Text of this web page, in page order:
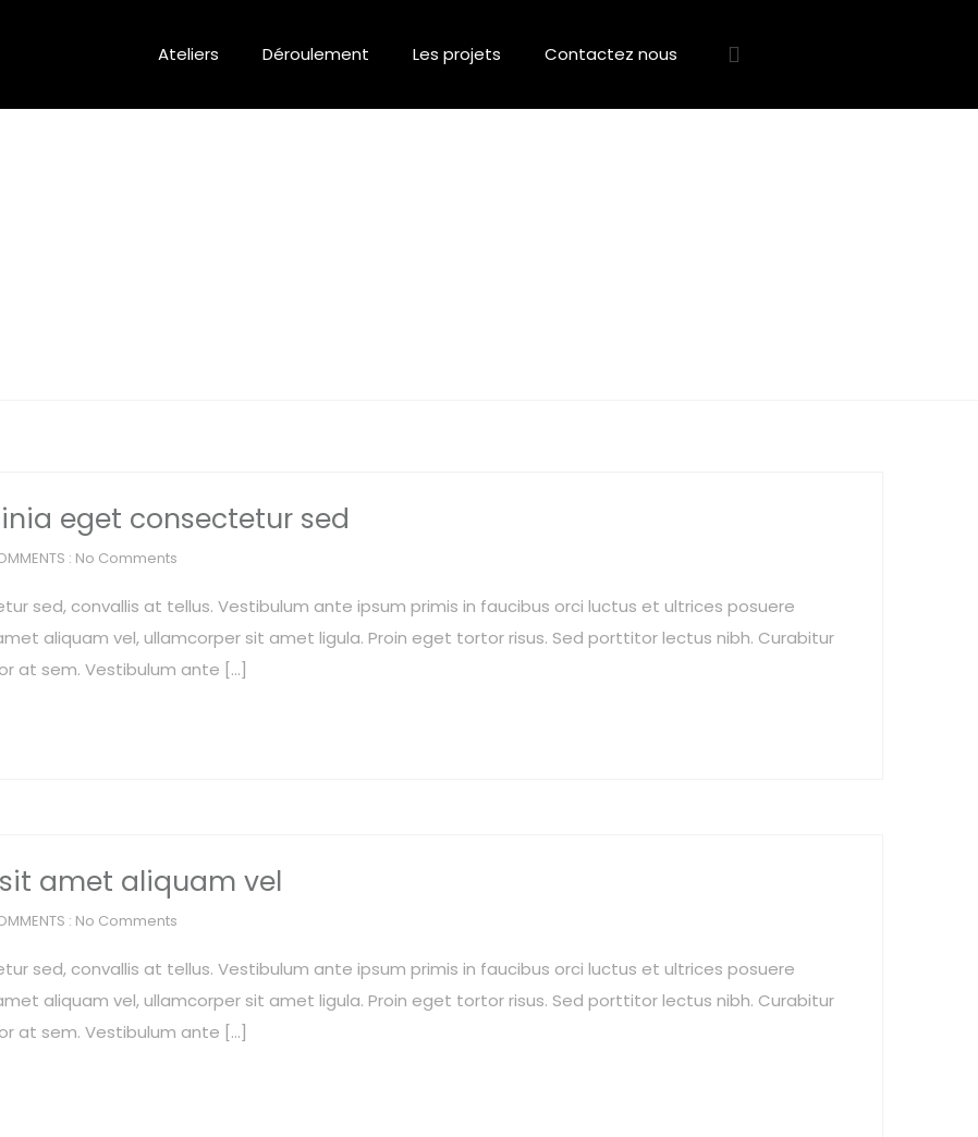
Ateliers Déroulement Les projets Contactez nous
eget consectetur sed
: No Comments
sed, convallis at tellus. Vestibulum ante ipsum primis in faucibus orci luctus et ultrices posuere
aliquam vel, ullamcorper sit amet ligula. Proin eget tortor risus. Sed porttitor lectus nibh. Curabitur
at sem. Vestibulum ante […]
amet aliquam vel
: No Comments
sed, convallis at tellus. Vestibulum ante ipsum primis in faucibus orci luctus et ultrices posuere
aliquam vel, ullamcorper sit amet ligula. Proin eget tortor risus. Sed porttitor lectus nibh. Curabitur
at sem. Vestibulum ante […]